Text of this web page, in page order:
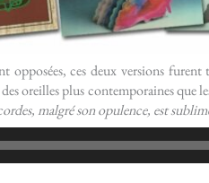
ces deux versions furent
oreilles plus contemporaines que
malgré son opulence, est